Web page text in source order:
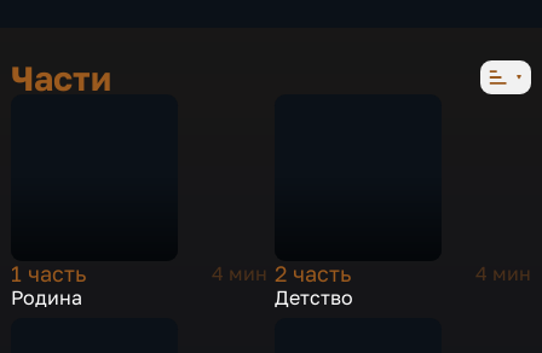
Части
1 часть
4 мин
Родина
2 часть
4 мин
Детство